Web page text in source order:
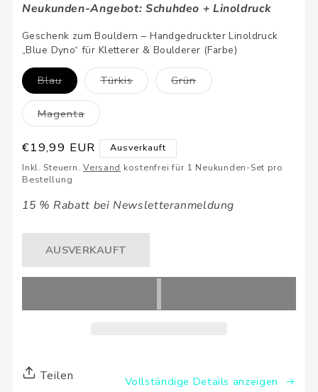
Neukunden-Angebot: Schuhdeo + Linoldruck
Geschenk zum Bouldern – Handgedruckter Linoldruck
„Blue Dyno“ für Kletterer & Boulderer (Farbe)
BlauVariante
ausverkauft
oder
nicht
verfügbar
TürkisVariante
ausverkauft
GrünVariante
ausverkauft
MagentaVariante
ausverkauft
nicht
verfügbar
Normaler
Preis
€19,99 EUR
Ausverkauft
Inkl. Steuern.Versand kostenfrei für 1 Neukunden-Set pro
Bestellung
15 % Rabatt bei Newsletteranmeldung
AUSVERKAUFT
Teilen Vollständige Details anzeigen